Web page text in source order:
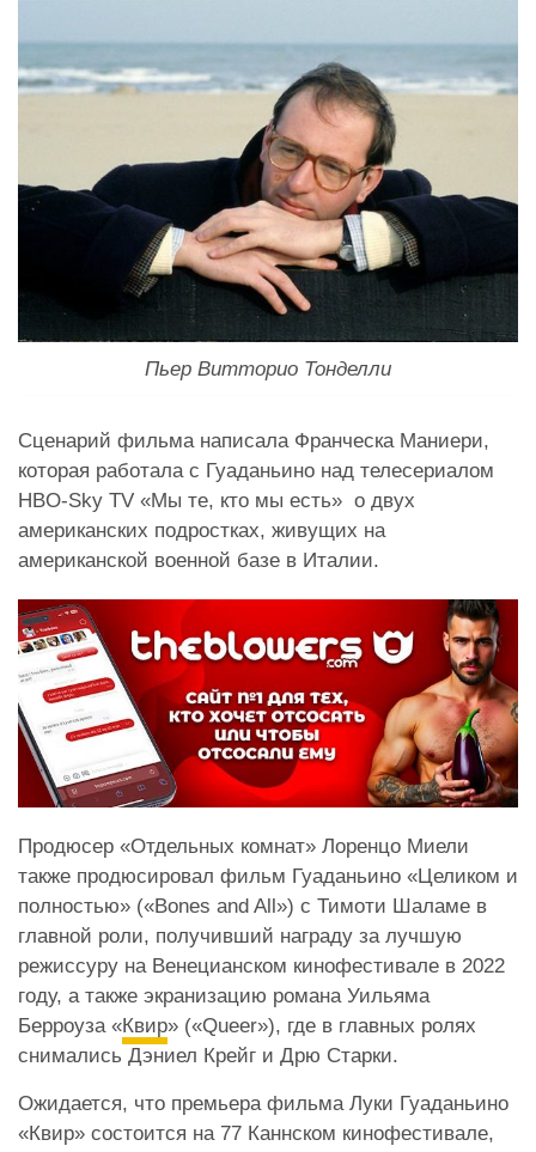
Пьер Витторио Тонделли
Сценарий фильма написала Франческа Маниери,
которая работала с Гуаданьино над телесериалом
HBO-Sky TV «Мы те, кто мы есть» о двух
американских подростках, живущих на
американской военной базе в Италии.
Продюсер «Отдельных комнат» Лоренцо Миели
также продюсировал фильм Гуаданьино «Целиком и
полностью» («Bones and All») с Тимоти Шаламе в
главной роли, получивший награду за лучшую
режиссуру на Венецианском кинофестивале в 2022
году, а также экранизацию романа Уильяма
Берроуза «Квир» («Queer»), где в главных ролях
снимались Дэниел Крейг и Дрю Старки.
Ожидается, что премьера фильма Луки Гуаданьино
«Квир» состоится на 77 Каннском кинофестивале,